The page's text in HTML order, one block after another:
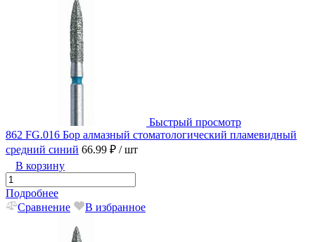
Быстрый просмотр
862 FG.016 Бор алмазный стоматологический пламевидный
средний синий 66.99 ₽ / шт
В корзину
Подробнее
Сравнение
В избранное